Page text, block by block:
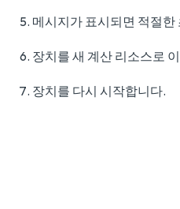
메시지가 표시되면 적절
장치를 새 계산 리소스로
장치를 다시 시작합니다.